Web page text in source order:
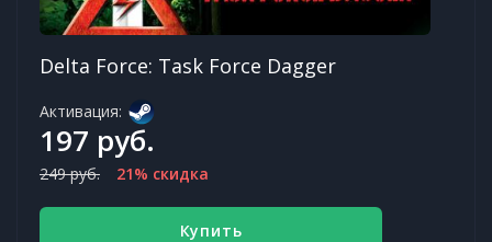
Delta Force: Task Force Dagger
Активация:
197 руб.
249 руб. 21% скидка
Купить